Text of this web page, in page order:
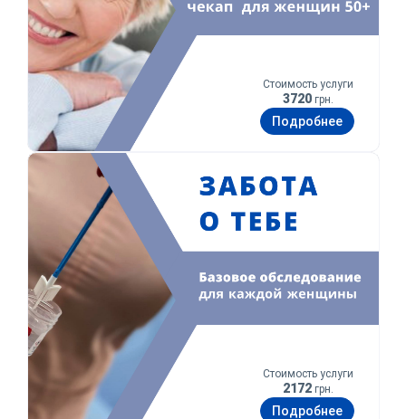
Стоимость услуги
3720 грн.
Подробнее
Забота о тебе
Стоимость услуги
2172 грн.
Подробнее